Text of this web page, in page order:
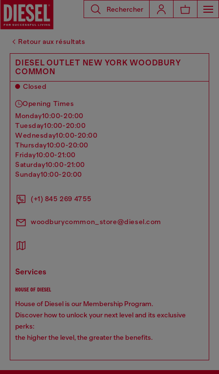
Rechercher
Retour aux résultats
DIESEL OUTLET NEW YORK WOODBURY
COMMON
Closed
Opening Times
monday10:00-20:00
tuesday10:00-20:00
wednesday10:00-20:00
thursday10:00-20:00
friday10:00-21:00
saturday10:00-21:00
sunday10:00-20:00
(+1) 845 269 4755
woodburycommon_store@diesel.com
services
HOUSE OF DIESEL
House of Diesel is our Membership Program.
Discover how to unlock your next level and its exclusive
perks:
the higher the level, the greater the benefits.